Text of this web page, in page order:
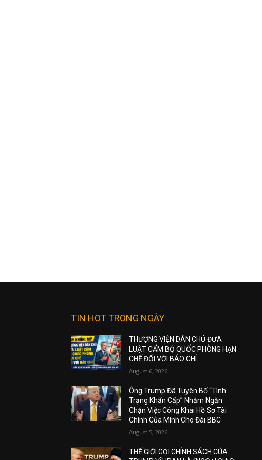
TIN HOT TRONG NGÀY
THƯỢNG VIỆN DÂN CHỦ ĐƯA
LUẬT CẤM BỘ QUỐC PHÒNG HẠN
CHẾ ĐỐI VỚI BÁO CHÍ
August 6, 2026
Ông Trump Đã Tuyên Bố “Tình
Trạng Khẩn Cấp” Nhằm Ngăn
Chặn Việc Công Khai Hồ Sơ Tài
Chính Của Mình Cho Đài BBC
August 5, 2026
THẾ GIỚI GỌI CHÍNH SÁCH CỦA